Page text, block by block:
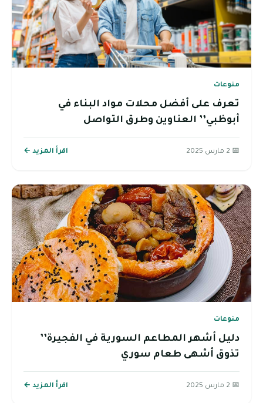
منوعات
تعرف على أفضل محلات مواد البناء في
أبوظبي’’ العناوين وطرق التواصل
📅 2 مارس 2025 اقرأ المزيد ←
منوعات
دليل أشهر المطاعم السورية في الفجيرة’’
تذوق أشهى طعام سوري
📅 2 مارس 2025 اقرأ المزيد ←